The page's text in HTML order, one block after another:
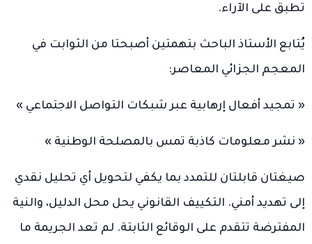
تطبق على الآراء.
يُتابع الأستاذ الباحث بتهمتين أصبحتا من الثوابت في
المعجم الجزائي المعاصر:
« تمجيد أفعال إرهابية عبر شبكات التواصل الاجتماعي »
« نشر معلومات كاذبة تمس بالمصلحة الوطنية »
صيغتان قابلتان للتمدد بما يكفي لتحويل أي تحليل نقدي
إلى تهديد أمني. التكييف القانوني يحل محل الدليل، والنية
المفترضة تتقدم على الوقائع الثابتة. لم تعد الجريمة ما